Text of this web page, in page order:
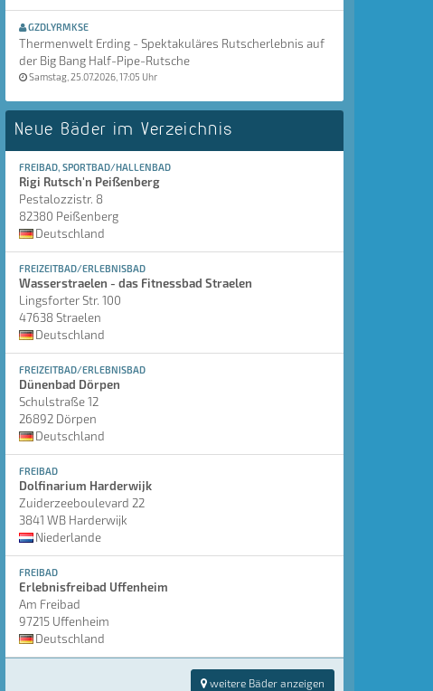
GZDLYRMKSE
Thermenwelt Erding - Spektakuläres Rutscherlebnis auf
der Big Bang Half-Pipe-Rutsche
Samstag, 25.07.2026, 17:05 Uhr
Neue Bäder im Verzeichnis
FREIBAD, SPORTBAD/HALLENBAD
Rigi Rutsch'n Peißenberg
Pestalozzistr. 8
82380 Peißenberg
Deutschland
FREIZEITBAD/ERLEBNISBAD
Wasserstraelen - das Fitnessbad Straelen
Lingsforter Str. 100
47638 Straelen
Deutschland
FREIZEITBAD/ERLEBNISBAD
Dünenbad Dörpen
Schulstraße 12
26892 Dörpen
Deutschland
FREIBAD
Dolfinarium Harderwijk
Zuiderzeeboulevard 22
3841 WB Harderwijk
Niederlande
FREIBAD
Erlebnisfreibad Uffenheim
Am Freibad
97215 Uffenheim
Deutschland
weitere Bäder anzeigen